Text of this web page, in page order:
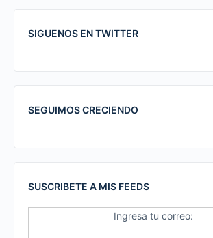
SIGUENOS EN TWITTER
SEGUIMOS CRECIENDO
SUSCRIBETE A MIS FEEDS
Ingresa tu correo: